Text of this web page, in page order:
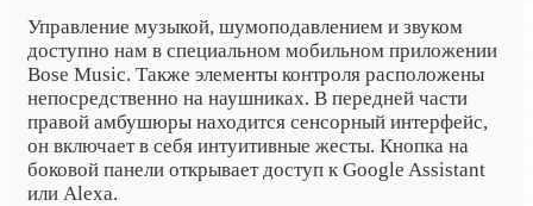
Управление музыкой, шумоподавлением и звуком
доступно нам в специальном мобильном приложении
Bose Music. Также элементы контроля расположены
непосредственно на наушниках. В передней части
правой амбушюры находится сенсорный интерфейс,
он включает в себя интуитивные жесты. Кнопка на
боковой панели открывает доступ к Google Assistant
или Alexa.